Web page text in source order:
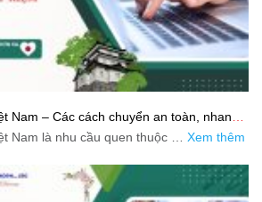
Nam – Các cách chuyển an toàn, nhanh
Nam là nhu cầu quen thuộc … Xem thêm